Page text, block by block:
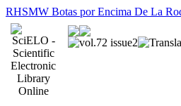
RHSMW Botas por Encima De La